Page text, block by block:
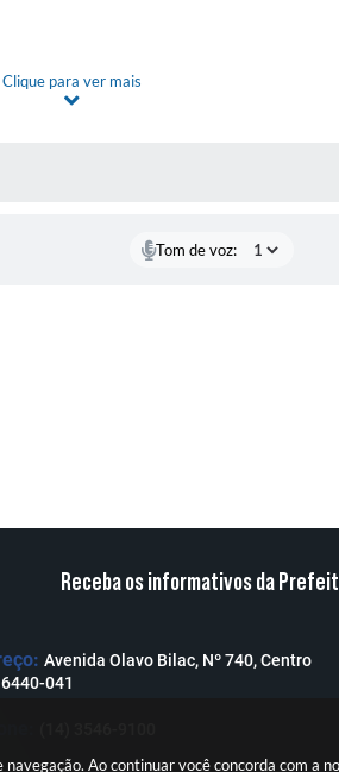
Ao continuar você concorda com a
Clique para ver mais
Tom de voz:
Receba os informativos da
Avenida Olavo Bilac, Nº 740, Centro
041